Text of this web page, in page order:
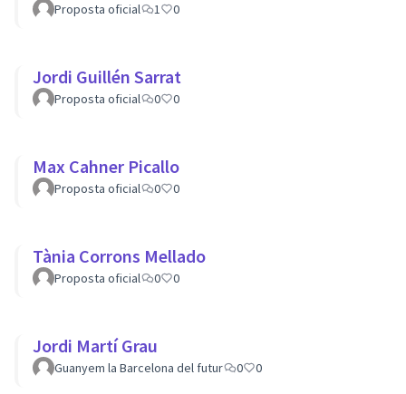
Proposta oficial 1 0
Jordi Guillén Sarrat
Proposta oficial 0 0
Max Cahner Picallo
Proposta oficial 0 0
Tània Corrons Mellado
Proposta oficial 0 0
Jordi Martí Grau
Guanyem la Barcelona del futur 0 0